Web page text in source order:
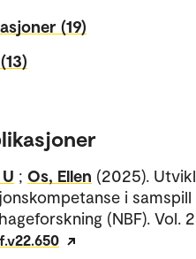
(19)
; Os, Ellen (2025).
i
(NBF). Vol.